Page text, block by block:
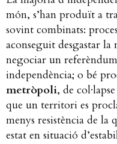
món, s’han produït a
sovint combinats:
aconseguit desgastar
negociar un
independència; o bé
metròpoli, de
que un territori es
menys resistència de
estat en situació